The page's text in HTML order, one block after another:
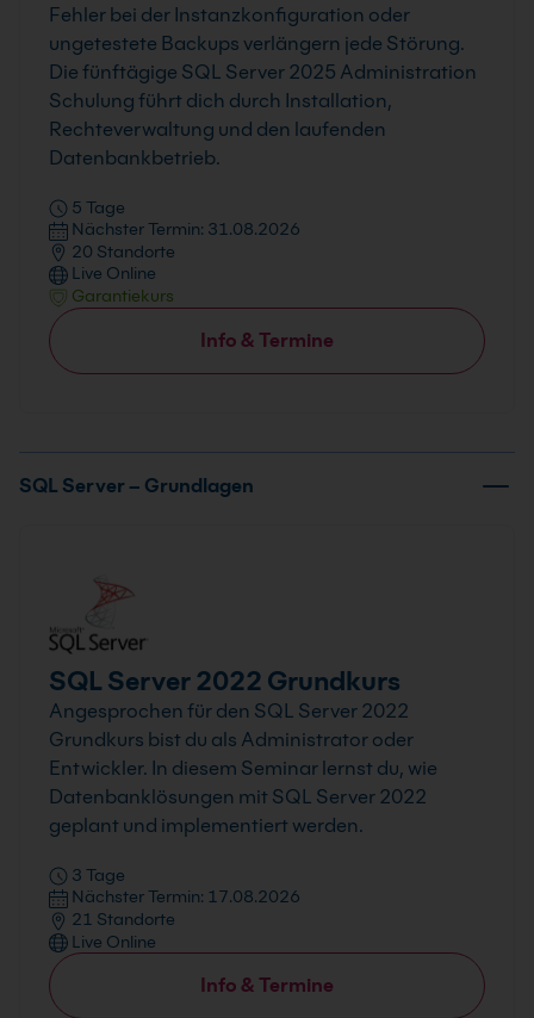
Fehler bei der Instanzkonfiguration oder
ungetestete Backups verlängern jede Störung.
Die fünftägige SQL Server 2025 Administration
Schulung führt dich durch Installation,
Rechteverwaltung und den laufenden
Datenbankbetrieb.
5 Tage
Nächster Termin: 31.08.2026
20 Standorte
Live Online
Garantiekurs
Info & Termine
SQL Server – Grundlagen
SQL Server 2022 Grundkurs
Angesprochen für den SQL Server 2022
Grundkurs bist du als Administrator oder
Entwickler. In diesem Seminar lernst du, wie
Datenbanklösungen mit SQL Server 2022
geplant und implementiert werden.
3 Tage
Nächster Termin: 17.08.2026
21 Standorte
Live Online
Info & Termine